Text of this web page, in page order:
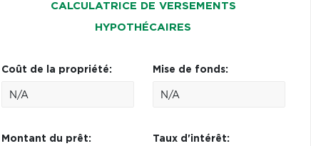
CALCULATRICE DE VERSEMENTS
HYPOTHÉCAIRES
Coût de la propriété: Mise de fonds:
Montant du prêt: Taux d'intérêt: